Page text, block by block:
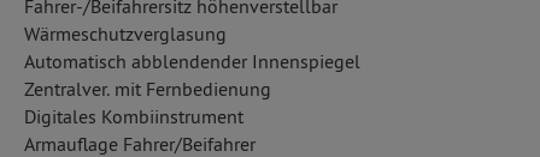
Fahrer-/Beifahrersitz höhenverstellbar
Wärmeschutzverglasung
Automatisch abblendender Innenspiegel
Zentralver. mit Fernbedienung
Digitales Kombiinstrument
Armauflage Fahrer/Beifahrer